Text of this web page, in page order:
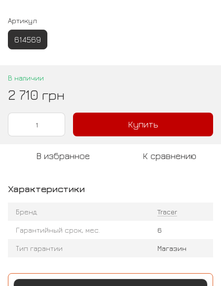
Артикул
614569
В наличии
2 710 грн
Купить
В избранное К сравнению
Характеристики
Бренд Tracer
Гарантийный срок, мес. 6
Тип гарантии Магазин